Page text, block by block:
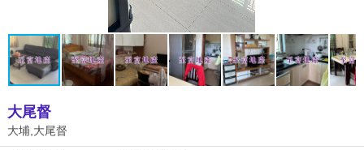
大尾督
大埔,大尾督